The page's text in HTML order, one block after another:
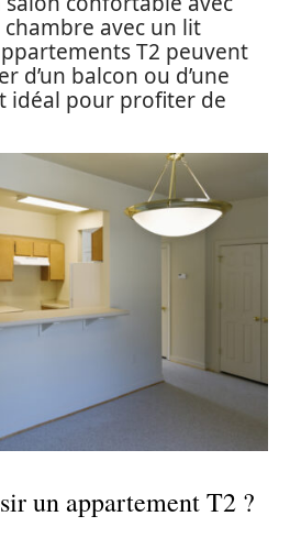
chambre avec un lit
T2 peuvent
d’un balcon ou d’une
idéal pour profiter de
un appartement T2 ?